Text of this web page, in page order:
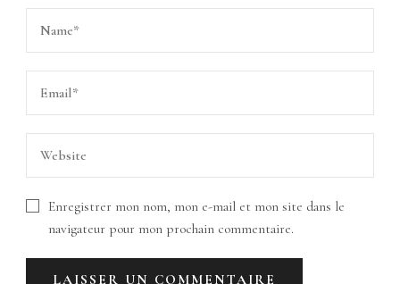
Enregistrer mon nom, mon e-mail et mon site dans le
navigateur pour mon prochain commentaire.